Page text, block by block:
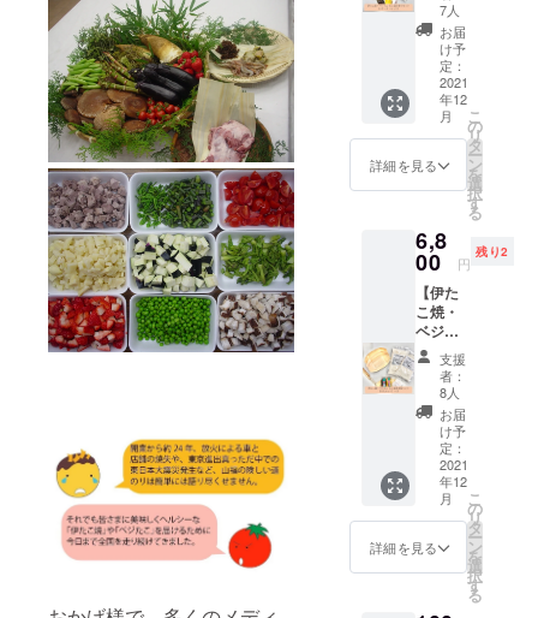
家庭料
理の
シーン
でご使
用いた
だけま
す 〇食
それぞ
れ賞味
ますの
でお早
めにど
うぞ 〇
価格は
税/送料
込みの
お値段
となり
ます
ジたこ
は勿
論、パ
スタ・
パン・
アヒー
ジョ
等、
様々な
です！
一般販
売予定
価格
3,000
円、
16％OF
F！（価
格は消
費税、
送料込
み）
【セッ
ト内
容】 ・
ナル
ミック
に。
ピック
や木舟
付きな
ので、
お家で
さなが
らたこ
焼き屋
味わえ
ます！
「ガー
リック
オイ
ル」は
伊たこ
焼・ベ
ジたこ
は勿
論、パ
スタ・
パン・
アヒー
ジョ
等、
様々な
行セッ
ト(ス
ター
ター
セッ
ト)】 野
菜にも
合うよ
うに独
自で研
究開発
粉、
ガー
リック
オイル
とソー
スで伊
たこ
焼・ベ
ジたこ
の味
に。
ピック
や木舟
付きな
ので、
お家で
さなが
7人
お届
け予
定：
2021
年12
月
詳細を見る
こ
の
リ
タ
ー
ン
を
選
択
す
る
6,8
00 円
残り2
【伊た
こ焼・
ベジた
こ たこ
焼き奉
行セッ
ト(4人
セッ
ト)】×
にも合
うよう
に独自
で研究
開発し
た粉、
支援
者：
8人
お届
け予
定：
2021
年12
月
詳細を見る
こ
の
リ
タ
ー
ン
を
選
択
す
る